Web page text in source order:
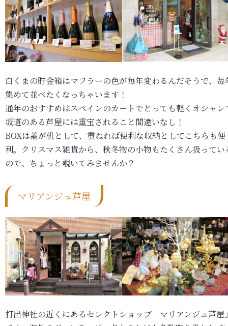
白くまの貯金箱はマフラーの色が毎年変わるんだそうで、毎
集めて並べたくなっちゃいます！
通年のおすすめはスペインのカートでとっても軽くオシャレ
坂道のある芦屋には重宝されること間違いなし！
BOXは蓋が机として、重ねれば便利な収納としてこちらも便
利。クリスマス雑貨から、秋冬物の小物もたくさん扱ってい
ので、ちょっと覗いてみませんか？
マリアンジュ芦屋
打出神社の近くにあるセレクトショップ「マリアンジュ芦屋